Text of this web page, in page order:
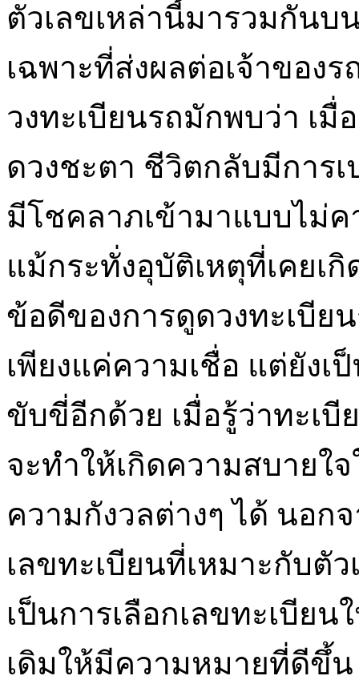
ตัวเลขเหล่านี้มารวมกันบ
เฉพาะที่ส่งผลต่อเจ้าของ
วงทะเบียนรถมักพบว่า เมื่
ดวงชะตา ชีวิตกลับมีการ
มีโชคลาภเข้ามาแบบไม่
แม้กระทั่งอุบัติเหตุที่เคยเ
ข้อดีของการดูดวงทะเบีย
เพียงแค่ความเชื่อ แต่ยังเ
ขับขี่อีกด้วย เมื่อรู้ว่าทะเ
จะทำให้เกิดความสบายใ
ความกังวลต่างๆ ได้ นอก
เลขทะเบียนที่เหมาะกับตัว
เป็นการเลือกเลขทะเบีย
เดิมให้มีความหมายที่ดีขึ้